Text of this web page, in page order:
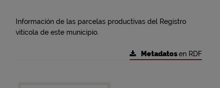
Información de las parcelas productivas del Registro
vitícola de este municipio.
Metadatosen RDF